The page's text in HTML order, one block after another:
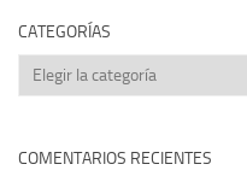
CATEGORÍAS
Categorías
COMENTARIOS RECIENTES